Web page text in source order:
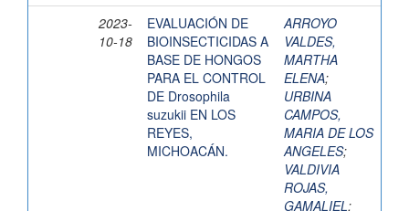
2023-
10-18
EVALUACIÓN DE
BIOINSECTICIDAS A
BASE DE HONGOS
PARA EL CONTROL
DE Drosophila
suzukii EN LOS
REYES,
MICHOACÁN.
ARROYO
VALDES,
MARTHA
ELENA;
URBINA
CAMPOS,
MARIA DE LOS
ANGELES;
VALDIVIA
ROJAS,
GAMALIEL;